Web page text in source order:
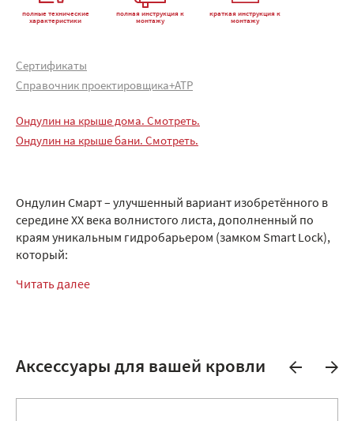
полные технические
характеристики
полная инструкция к
монтажу
краткая инструкция к
монтажу
Сертификаты
Справочник проектировщика+АТР
Ондулин на крыше дома. Смотреть.
Ондулин на крыше бани. Смотреть.
Ондулин Смарт – улучшенный вариант изобретённого в
середине XX века волнистого листа, дополненный по
краям уникальным гидробарьером (замком Smart Lock),
который:
Читать далее
Аксессуары для вашей кровли